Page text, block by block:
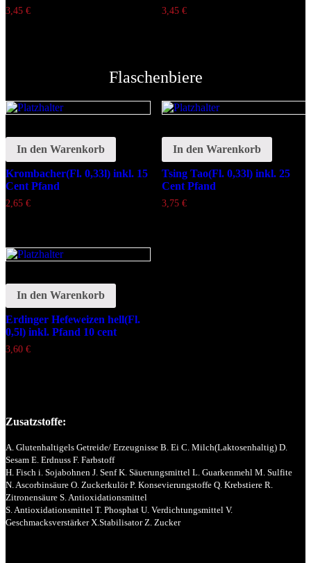
3,45 € 3,45 €
Flaschenbiere
In den Warenkorb
Krombacher(Fl. 0,33l) inkl. 15
Cent Pfand
2,65 €
In den Warenkorb
Tsing Tao(Fl. 0,33l) inkl. 25
Cent Pfand
3,75 €
In den Warenkorb
Erdinger Hefeweizen hell(Fl.
0,5l) inkl. Pfand 10 cent
3,60 €
Zusatzstoffe:
A. Glutenhaltigels Getreide/ Erzeugnisse B. Ei C. Milch(Laktosenhaltig) D.
Sesam E. Erdnuss F. Farbstoff
H. Fisch i. Sojabohnen J. Senf K. Säuerungsmittel L. Guarkenmehl M. Sulfite
N. Ascorbinsäure O. Zuckerkulör P. Konsevierungstoffe Q. Krebstiere R.
Zitronensäure S. Antioxidationsmittel
S. Antioxidationsmittel T. Phosphat U. Verdichtungsmittel V.
Geschmacksverstärker X.Stabilisator Z. Zucker